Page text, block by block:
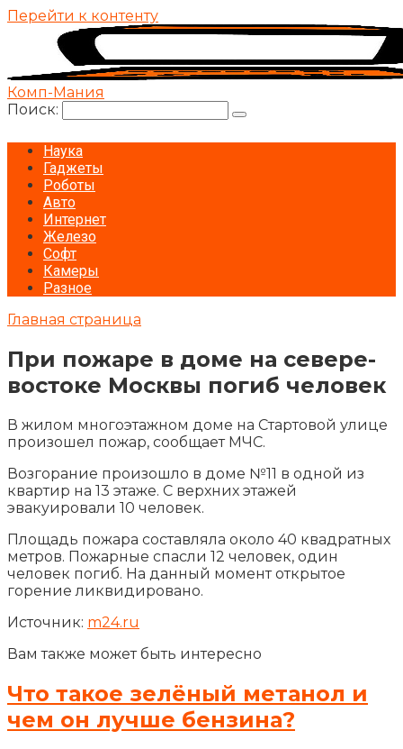
Перейти к контенту
Комп-Мания
Поиск:
Наука
Гаджеты
Роботы
Авто
Интернет
Железо
Софт
Камеры
Разное
Главная страница
При пожаре в доме на севере-
востоке Москвы погиб человек
В жилом многоэтажном доме на Стартовой улице
произошел пожар, сообщает МЧС.
Возгорание произошло в доме №11 в одной из
квартир на 13 этаже. С верхних этажей
эвакуировали 10 человек.
Площадь пожара составляла около 40 квадратных
метров. Пожарные спасли 12 человек, один
человек погиб. На данный момент открытое
горение ликвидировано.
Источник: m24.ru
Вам также может быть интересно
Что такое зелёный метанол и
чем он лучше бензина?